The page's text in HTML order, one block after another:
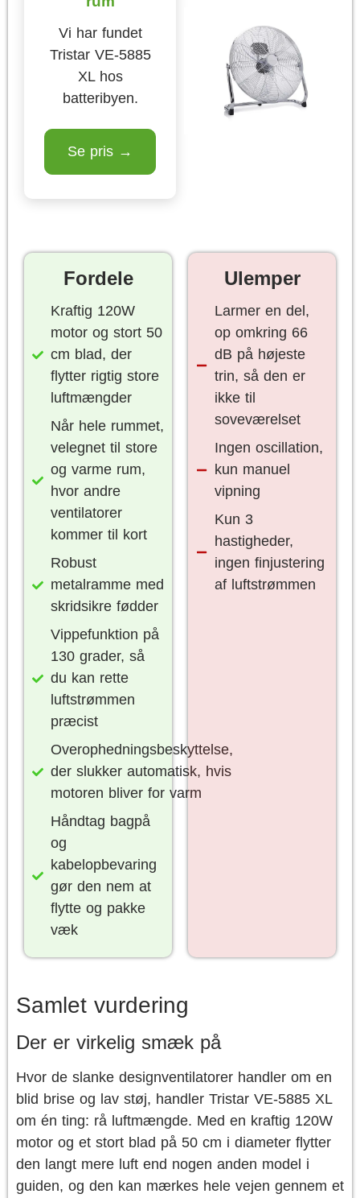
Vi har fundet
Tristar VE-5885
XL hos
batteribyen.
Se pris →
Fordele
Kraftig 120W
motor og stort 50
cm blad, der
flytter rigtig store
luftmængder
Når hele rummet,
velegnet til store
og varme rum,
hvor andre
ventilatorer
kommer til kort
Robust
metalramme med
skridsikre fødder
Vippefunktion på
130 grader, så
du kan rette
luftstrømmen
præcist
Overophedningsbeskyttelse,
der slukker automatisk, hvis
motoren bliver for varm
Håndtag bagpå
og
kabelopbevaring
gør den nem at
flytte og pakke
væk
Ulemper
Larmer en del,
op omkring 66
dB på højeste
trin, så den er
ikke til
soveværelset
Ingen oscillation,
kun manuel
vipning
Kun 3
hastigheder,
ingen finjustering
af luftstrømmen
Samlet vurdering
Der er virkelig smæk på
Hvor de slanke designventilatorer handler om en
blid brise og lav støj, handler Tristar VE-5885 XL
om én ting: rå luftmængde. Med en kraftig 120W
motor og et stort blad på 50 cm i diameter flytter
den langt mere luft end nogen anden model i
guiden, og den kan mærkes hele vejen gennem et